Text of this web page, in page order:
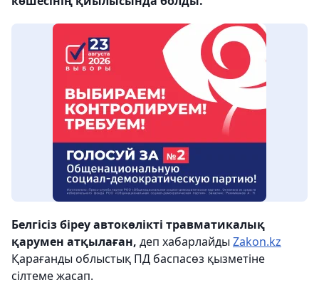
Белгісіз біреу автокөлікті травматикалық
қарумен атқылаған, деп хабарлайды Zakon.kz
Қарағанды ​​облыстық ПД баспасөз қызметіне
сілтеме жасап.